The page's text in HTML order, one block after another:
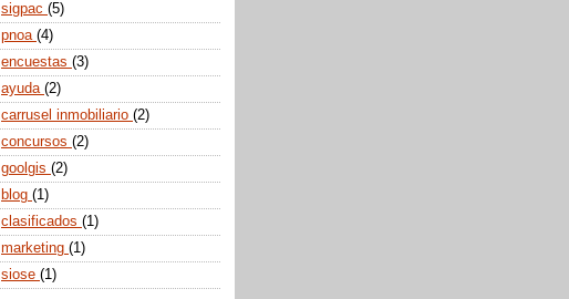
sigpac (5)
pnoa (4)
encuestas (3)
ayuda (2)
carrusel inmobiliario (2)
concursos (2)
goolgis (2)
blog (1)
clasificados (1)
marketing (1)
siose (1)